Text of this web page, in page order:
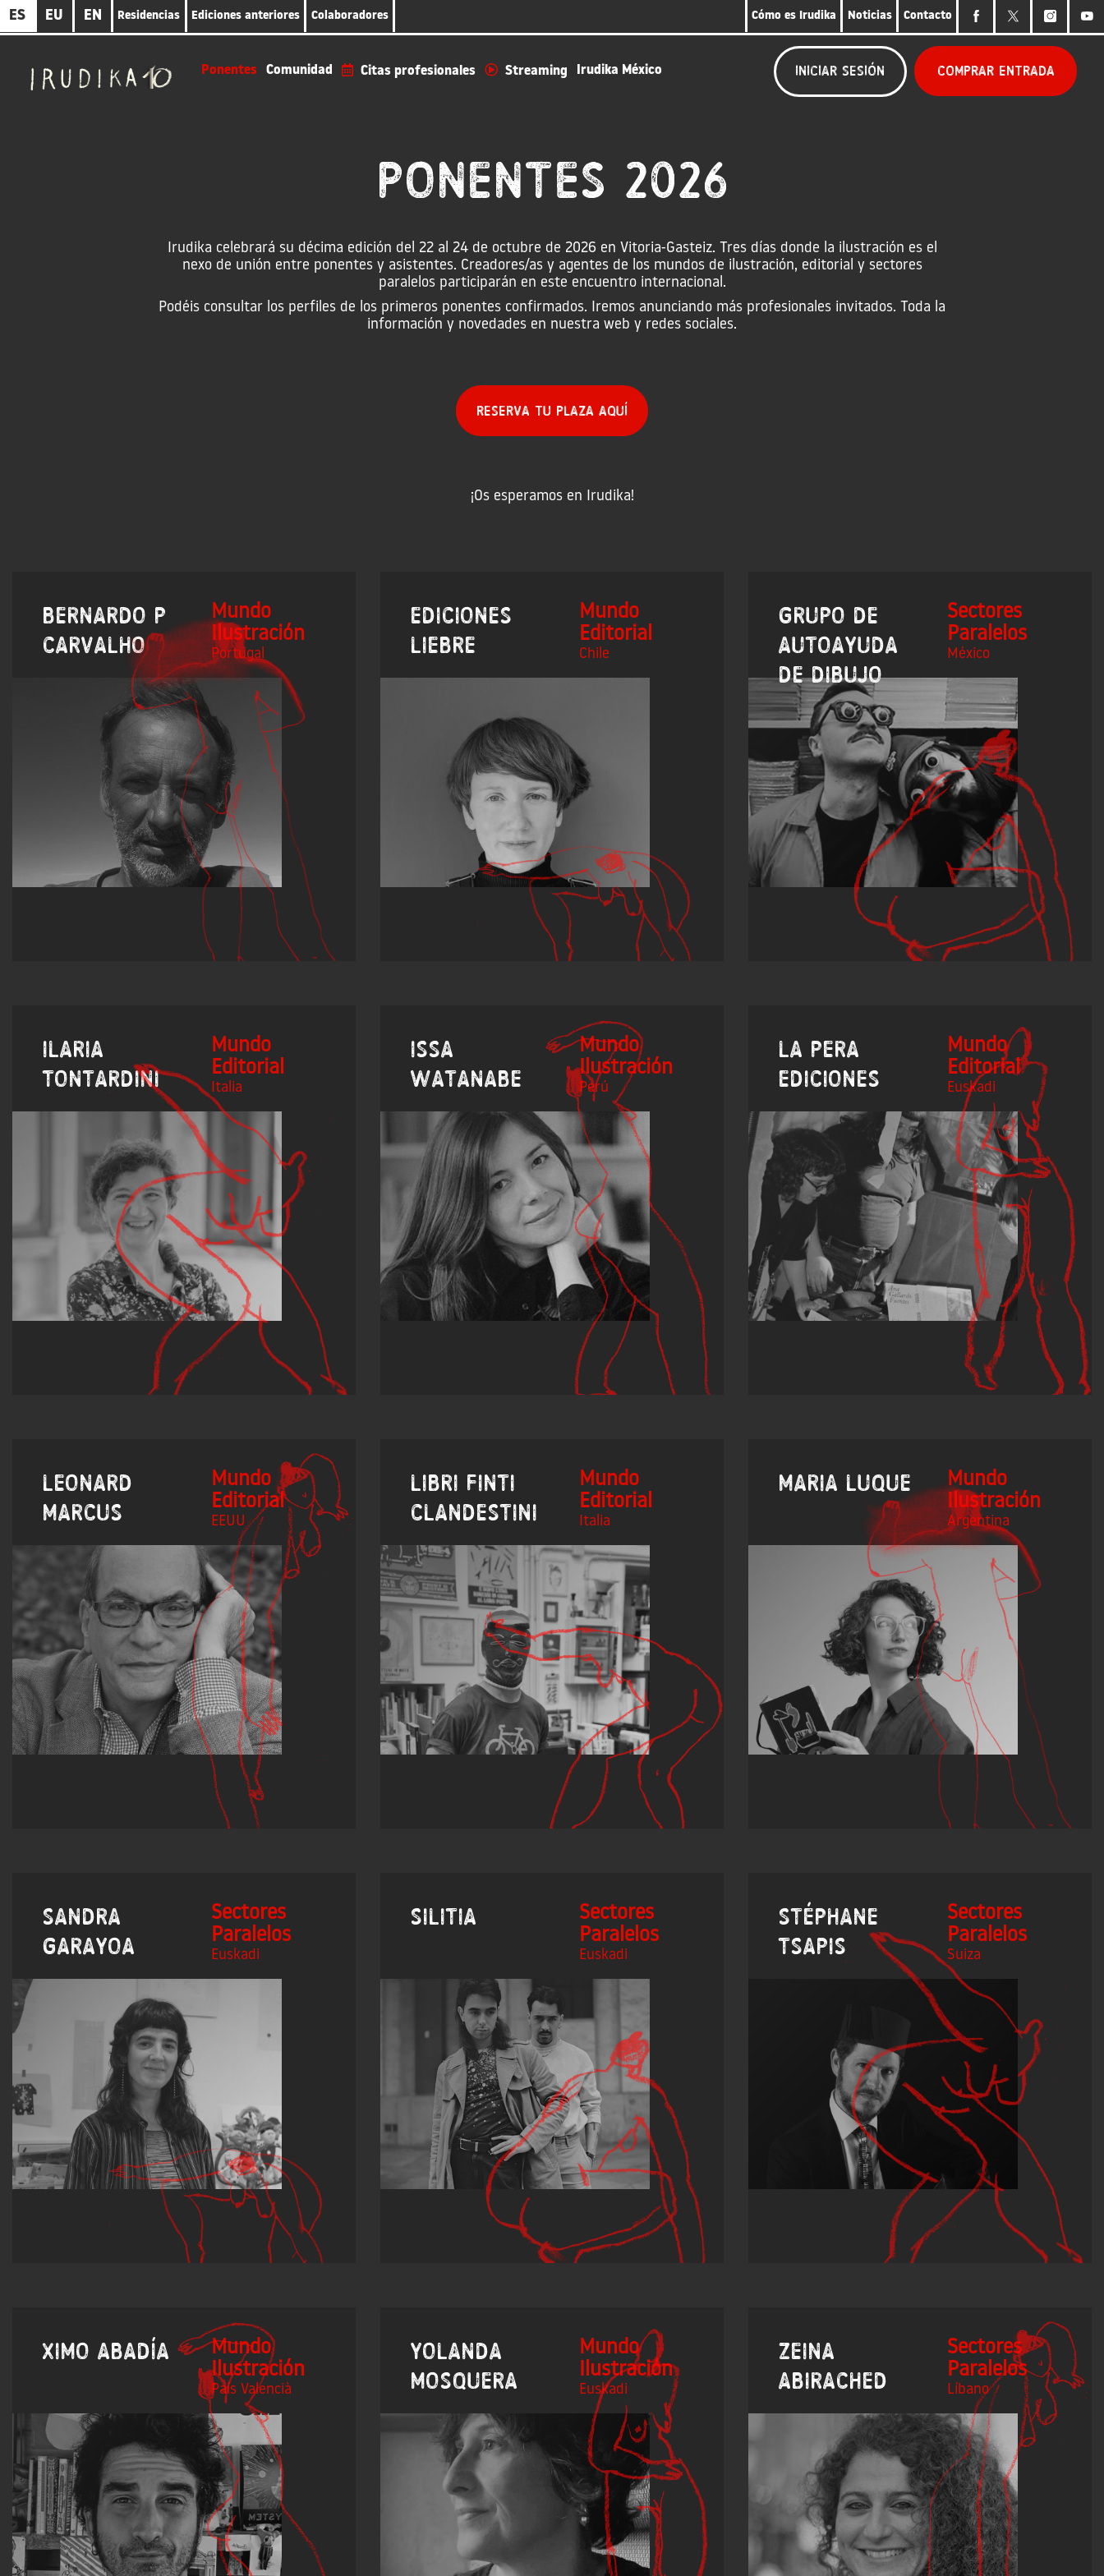
Pasar
ES EU EN Residencias Ediciones anteriores Colaboradores Cómo es Irudika Noticias Contacto
Ponentes Comunidad Citas profesionales Streaming Irudika México Iniciar sesión Comprar entrada
PONENTES 2026
Irudika celebrará su décima edición del 22 al 24 de octubre de 2026 en Vitoria-Gasteiz. Tres días donde la ilustración es el
nexo de unión entre ponentes y asistentes. Creadores/as y agentes de los mundos de ilustración, editorial y sectores
paralelos participarán en este encuentro internacional.
Podéis consultar los perfiles de los primeros ponentes confirmados. Iremos anunciando más profesionales invitados. Toda la
información y novedades en nuestra web y redes sociales.
Reserva tu plaza aquí
¡Os esperamos en Irudika!
Bernardo P
Carvalho
Mundo
Ilustración
Portugal
Ediciones
Liebre
Mundo
Editorial
Chile
Grupo de
autoayuda
de dibujo
Sectores
Paralelos
México
Ilaria
Tontardini
Mundo
Editorial
Italia
Issa
Watanabe
Mundo
Ilustración
Perú
La pera
ediciones
Mundo
Editorial
Euskadi
Leonard
Marcus
Mundo
Editorial
EEUU
Libri Finti
Clandestini
Mundo
Editorial
Italia
Maria Luque
Mundo
Ilustración
Argentina
Sandra
Garayoa
Sectores
Paralelos
Euskadi
Silitia
Sectores
Paralelos
Euskadi
Stéphane
Tsapis
Sectores
Paralelos
Suiza
Ximo Abadía
Mundo
Ilustración
País Valencià
Yolanda
Mosquera
Mundo
Ilustración
Euskadi
Zeina
Abirached
Sectores
Paralelos
Líbano